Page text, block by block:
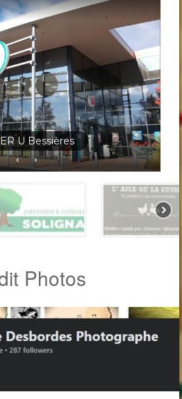
Solignac Bessières
Photos